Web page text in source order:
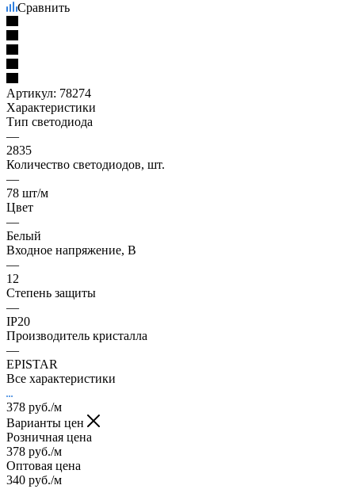
Сравнить
Артикул: 78274
Характеристики
Тип светодиода
—
2835
Количество светодиодов, шт.
—
78 шт/м
Цвет
—
Белый
Входное напряжение, В
—
12
Степень защиты
—
IP20
Производитель кристалла
—
EPISTAR
Все характеристики
378 руб./м
Варианты цен
Розничная цена
378 руб./м
Оптовая цена
340 руб./м